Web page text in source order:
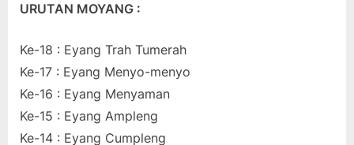
URUTAN MOYANG :
Ke-18 : Eyang Trah Tumerah
Ke-17 : Eyang Menyo-menyo
Ke-16 : Eyang Menyaman
Ke-15 : Eyang Ampleng
Ke-14 : Eyang Cumpleng